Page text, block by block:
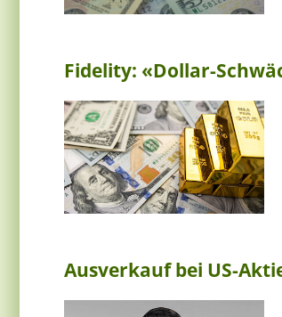
Fidelity: «Dollar-
Ausverkauf bei US-